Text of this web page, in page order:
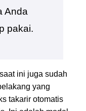
Anda
pakai.
ini juga sudah
yang
takarir otomatis